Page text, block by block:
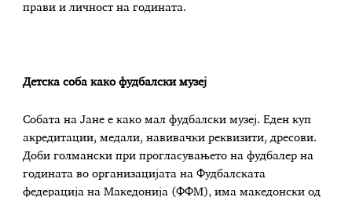
прави и личност на годината.
Детска соба како фудбалски музеј
Собата на Јане е како мал фудбалски музеј. Еден куп
акредитации, медали, навивачки реквизити, дресови.
Доби голмански при прогласувањето на фудбалер на
годината во организацијата на Фудбалската
федерација на Македонија (ФФМ), има македонски од